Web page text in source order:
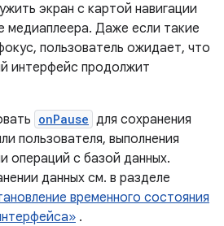
экран с картой навигации
медиаплеера. Даже если такие
пользователь ожидает, что
интерфейс продолжит
onPause для сохранения
пользователя, выполнения
операций с базой данных.
данных см. в разделе
временного состояния
.